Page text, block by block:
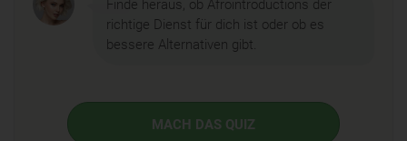
Finde heraus, ob Afrointroductions der
richtige Dienst für dich ist oder ob es
bessere Alternativen gibt.
MACH DAS QUIZ